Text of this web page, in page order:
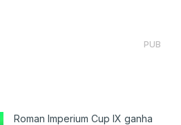
PUB
Roman Imperium Cup IX ganha